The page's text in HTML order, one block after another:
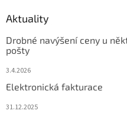
Aktuality
Drobné navýšení ceny u
pošty
3.4.2026
Elektronická fakturace
31.12.2025